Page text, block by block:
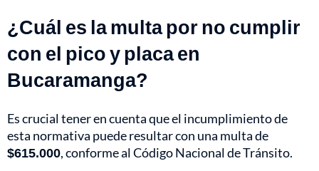
¿Cuál es la multa por no cumplir
con el pico y placa en
Bucaramanga?
Es crucial tener en cuenta que el incumplimiento de
esta normativa puede resultar con una multa de
$615.000, conforme al Código Nacional de Tránsito.